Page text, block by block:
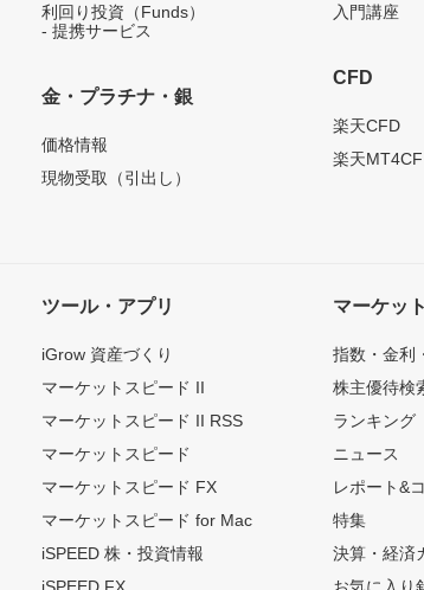
利回り投資（Funds）
- 提携サービス
金・プラチナ・銀
価格情報
現物受取（引出し）
入門講座
CFD
楽天CFD
楽天
ツール・アプリ
iGrow 資産づくり
マーケットスピード II
マーケットスピード II RSS
マーケットスピード
マーケットスピード FX
マーケットスピード for Mac
iSPEED 株・投資情報
iSPEED FX
マーケッ
指数・金利
株主優待検
ランキング
ニュース
レポート&
特集
決算・経済
お気に入り